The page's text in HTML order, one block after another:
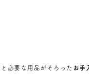
と必要な用品がそろった お手